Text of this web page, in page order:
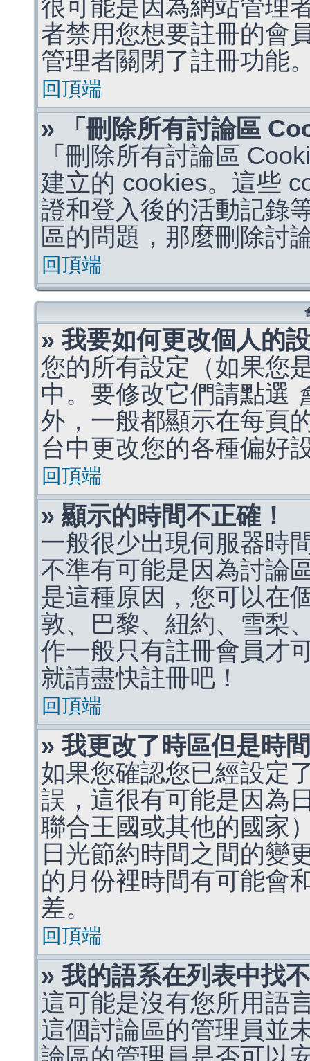
很可能是因為網站管理
者禁用您想要註冊的會
管理者關閉了註冊功能
回頂端
» 「刪除所有討論區
「刪除所有討論區
建立的 cookies。這些
證和登入後的活動記錄
區的問題，那麼刪除討
回頂端
» 我要如何更改個人的
您的所有設定（如果您
中。要修改它們請點選
外，一般都顯示在每頁
台中更改您的各種偏好
回頂端
» 顯示的時間不正確！
一般很少出現伺服器時
不準有可能是因為討論
是這種原因，您可以在
敦、巴黎、紐約、雪梨
作一般只有註冊會員才
就請盡快註冊吧！
回頂端
» 我更改了時區但是時
如果您確認您已經設定
誤，這很有可能是因為
聯合王國或其他的國家
日光節約時間之間的變
的月份裡時間有可能會
差。
回頂端
» 我的語系在列表中找
這可能是沒有您所用語
這個討論區的管理員並